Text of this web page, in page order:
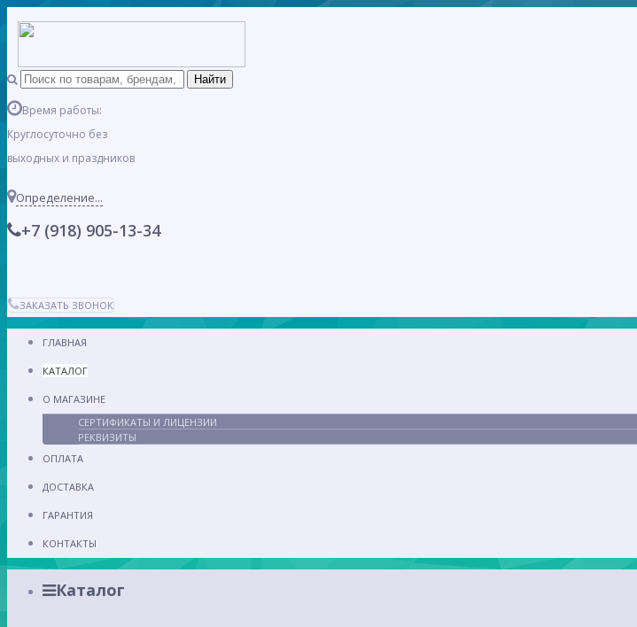
Время работы:
Круглосуточно без
выходных и праздников
Определение...
+7 (918) 905-13-34
ЗАКАЗАТЬ ЗВОНОК
ГЛАВНАЯ
КАТАЛОГ
О МАГАЗИНЕ
СЕРТИФИКАТЫ И ЛИЦЕНЗИИ
РЕКВИЗИТЫ
ОПЛАТА
ДОСТАВКА
ГАРАНТИЯ
КОНТАКТЫ
Каталог